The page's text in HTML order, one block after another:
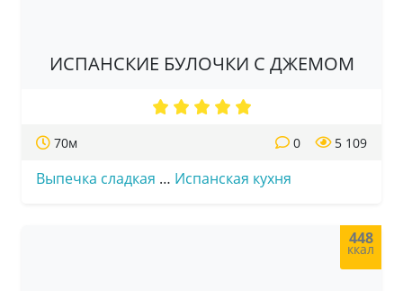
ИСПАНСКИЕ БУЛОЧКИ С ДЖЕМОМ
70м 5 109
0
Выпечка сладкая … Испанская кухня
448
ккал